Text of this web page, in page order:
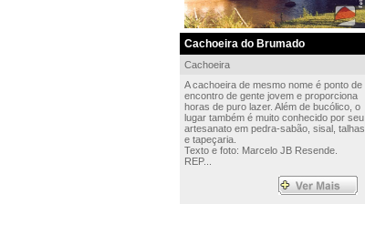
Cachoeira do Brumado
Cachoeira
A cachoeira de mesmo nome é ponto de
encontro de gente jovem e proporciona
horas de puro lazer. Além de bucólico, o
lugar também é muito conhecido por seu
artesanato em pedra-sabão, sisal, talhas
e tapeçaria.
Texto e foto: Marcelo JB Resende.
REP...